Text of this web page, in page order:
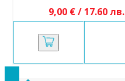
9,00 € / 17.60 лв.